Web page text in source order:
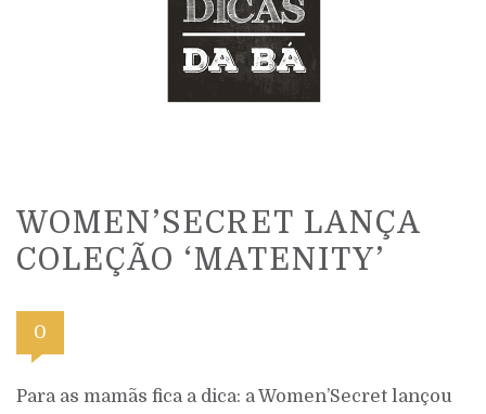
WOMEN’SECRET LANÇA
COLEÇÃO ‘MATENITY’
0
Para as mamãs fica a dica: a Women’Secret lançou